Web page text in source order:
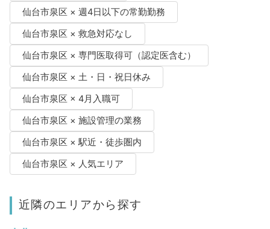
仙台市泉区 × 週4日以下の常勤勤務
仙台市泉区 × 救急対応なし
仙台市泉区 × 専門医取得可（認定医含む）
仙台市泉区 × 土・日・祝日休み
仙台市泉区 × 4月入職可
仙台市泉区 × 施設管理の業務
仙台市泉区 × 駅近・徒歩圏内
仙台市泉区 × 人気エリア
近隣のエリアから探す